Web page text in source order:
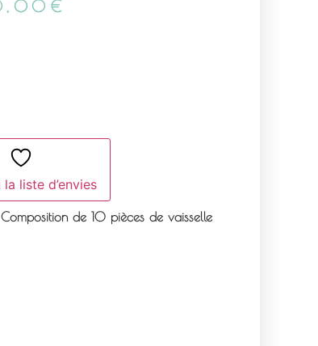
€
liste d’envies
de 10 pièces de vaisselle